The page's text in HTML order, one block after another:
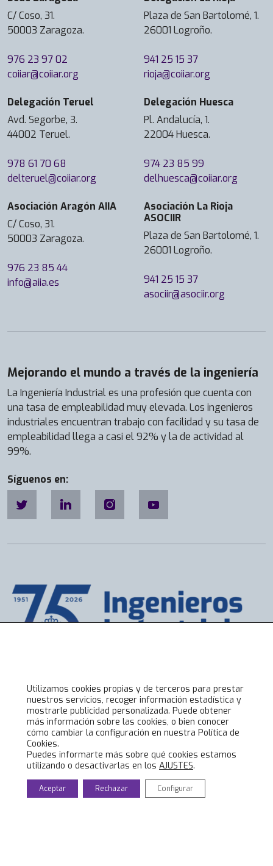
C/ Coso, 31.
50003 Zaragoza.
976 23 97 02
coiiar@coiiar.org
Plaza de San Bartolomé, 1.
26001 Logroño.
941 25 15 37
rioja@coiiar.org
Delegación Teruel
Avd. Segorbe, 3.
44002 Teruel.
978 61 70 68
delteruel@coiiar.org
Delegación Huesca
Pl. Andalucía, 1.
22004 Huesca.
974 23 85 99
delhuesca@coiiar.org
Asociación Aragón AIIA
C/ Coso, 31.
50003 Zaragoza.
976 23 85 44
info@aiia.es
Asociación La Rioja
ASOCIIR
Plaza de San Bartolomé, 1.
26001 Logroño.
941 25 15 37
asociir@asociir.org
Mejorando el mundo a través de la ingeniería
La Ingeniería Industrial es una profesión que cuenta con
una tasa de empleabilidad muy elevada. Los ingenieros
industriales encuentran trabajo con facilidad y su tasa de
empleabilidad llega a casi el 92% y la de actividad al
99%.
Síguenos en:
Accesos directos
Bolsa de Trabajo
Servicios
Visados
Alta online
Lo último en COIIAR
Utilizamos cookies propias y de terceros para prestar
nuestros servicios, recoger información estadística y
mostrarle publicidad personalizada. Puede obtener
más información sobre las cookies, o bien conocer
cómo cambiar la configuración en nuestra Política de
Cookies.
Puedes informarte más sobre qué cookies estamos
utilizando o desactivarlas en los AJUSTES.
Aceptar Rechazar Configurar